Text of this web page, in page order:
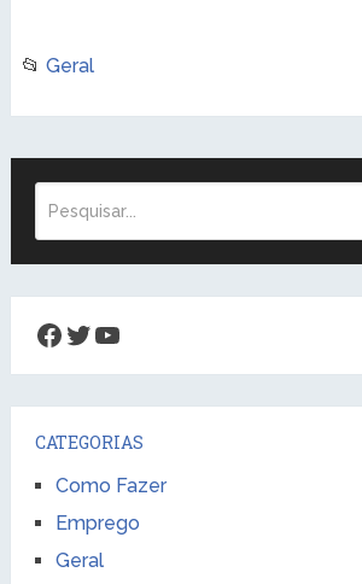
📂 Geral
Facebook
Twitter
Youtube
CATEGORIAS
Como Fazer
Emprego
Geral